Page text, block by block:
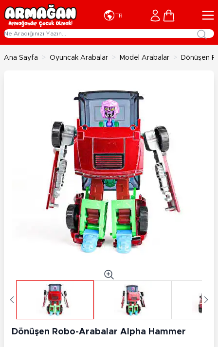
İçeriğe geç
TR Cart
Ana Sayfa > Oyuncak Arabalar > Model Arabalar > Dönüşen
Dönüşen Robo-Arabalar Alpha Hammer